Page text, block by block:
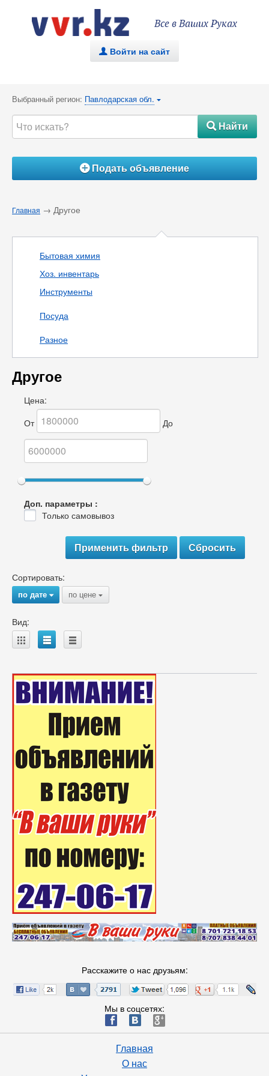
Все в Ваших Руках
. Войти на сайт
Выбранный регион: Павлодарская обл. {
#Найти
ÁПодать объявление
Главная → Другое
Бытовая химия
Хоз. инвентарь
Инструменты
Посуда
Разное
Другое
Цена:
От
До
Доп. параметры :
Только самовывоз
Сортировать:
по дате{ по цене {
Вид:
A B C
Расскажите о нас друзьям:
Мы в соцсетях:
ä æ è
Главная
О нас